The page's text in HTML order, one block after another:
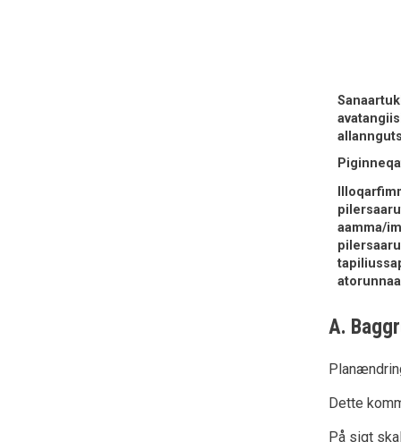
aamma/
A.
Dette
På sigt